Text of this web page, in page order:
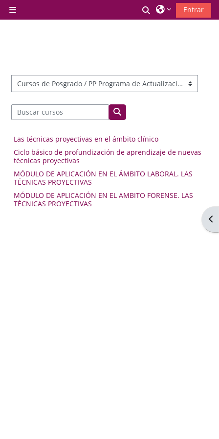
Panel lateral
Selector de
Entrar
Categorías
Buscar cursos
Buscar cursos
Las técnicas proyectivas en el ámbito clínico
Ciclo básico de profundización de aprendizaje de nuevas
técnicas proyectivas
MÓDULO DE APLICACIÓN EN EL ÁMBITO LABORAL. LAS
TÉCNICAS PROYECTIVAS
MÓDULO DE APLICACIÓN EN EL AMBITO FORENSE. LAS
TÉCNICAS PROYECTIVAS